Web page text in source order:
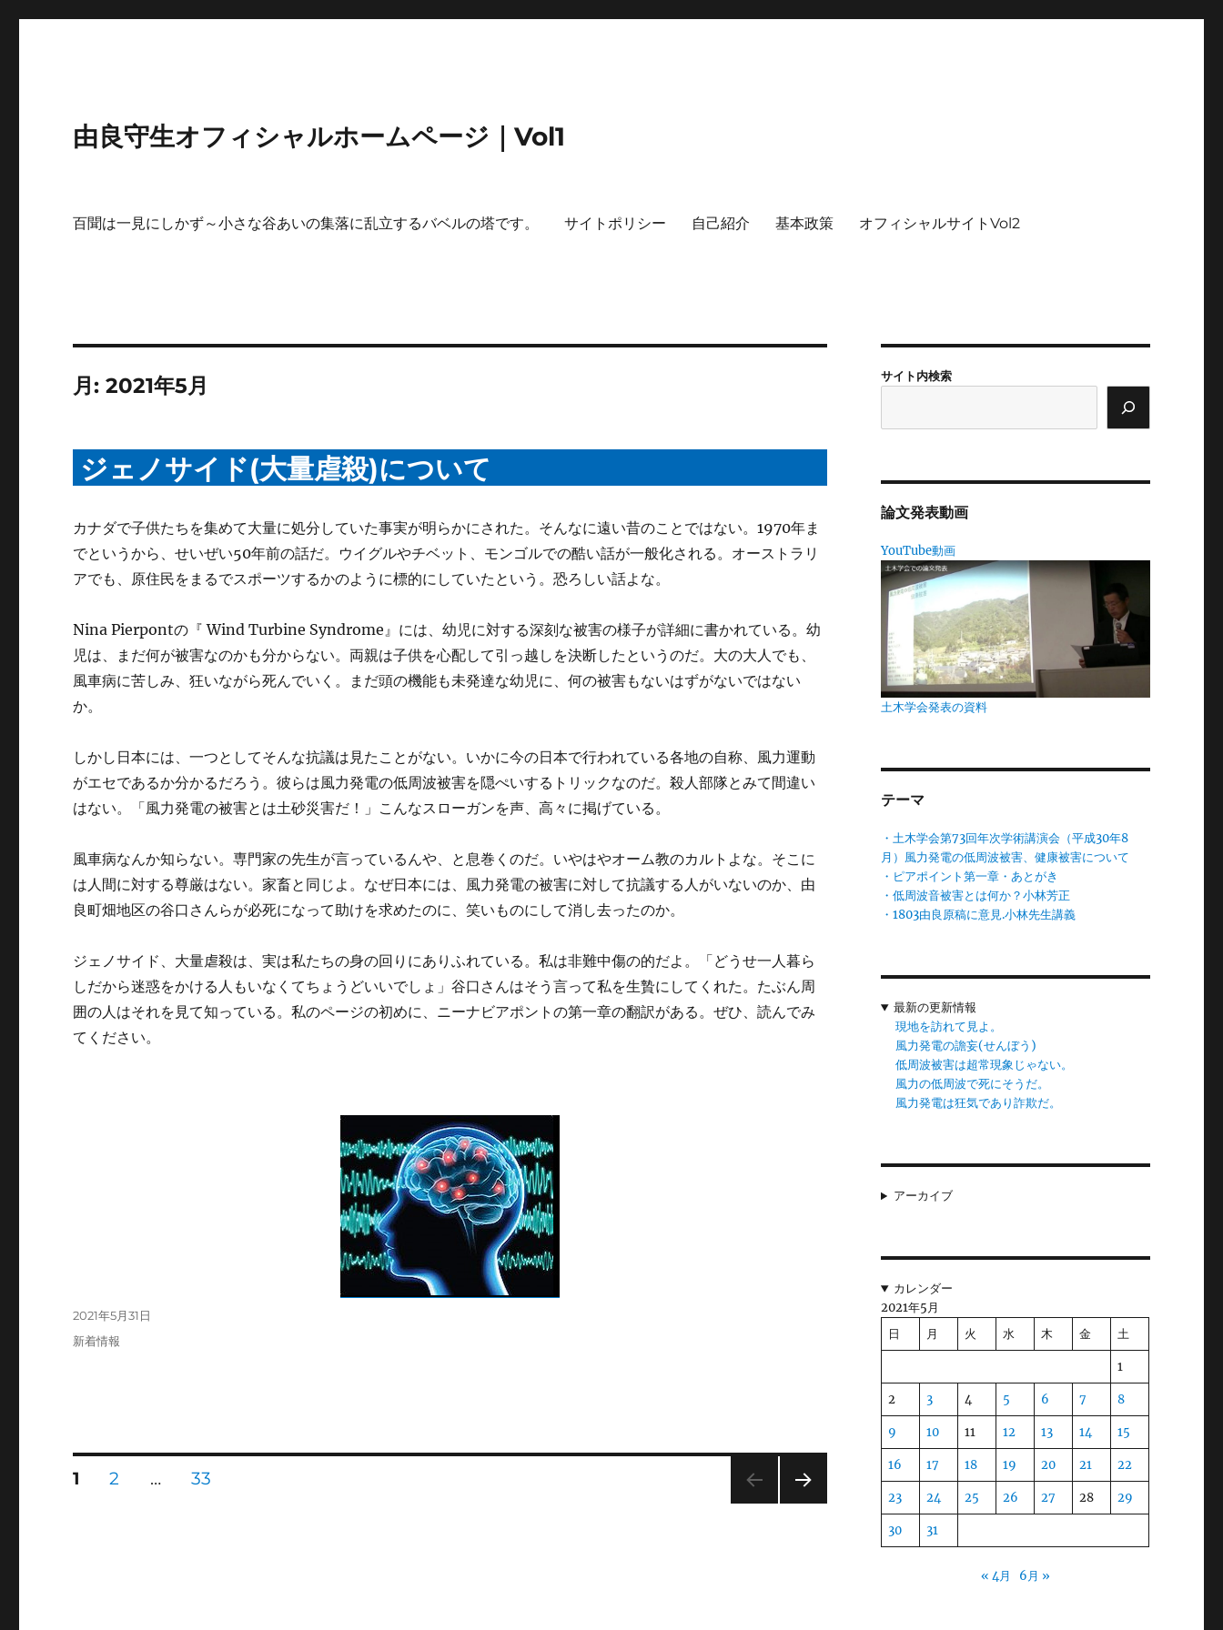
由良守生オフィシャルホームページ｜Vol1
百聞は一見にしかず～小さな谷あいの集落に乱立するバベルの塔です。 サイトポリシー 自己紹介 基本政策 オフィシャルサイトVol2
月:2021年5月
ジェノサイド(大量虐殺)について
カナダで子供たちを集めて大量に処分していた事実が明らかにされた。そんなに遠い昔のことではない。1970年ま
でというから、せいぜい50年前の話だ。ウイグルやチベット、モンゴルでの酷い話が一般化される。オーストラリ
アでも、原住民をまるでスポーツするかのように標的にしていたという。恐ろしい話よな。
Nina Pierpontの『 Wind Turbine Syndrome』には、幼児に対する深刻な被害の様子が詳細に書かれている。幼
児は、まだ何が被害なのかも分からない。両親は子供を心配して引っ越しを決断したというのだ。大の大人でも、
風車病に苦しみ、狂いながら死んでいく。まだ頭の機能も未発達な幼児に、何の被害もないはずがないではない
か。
しかし日本には、一つとしてそんな抗議は見たことがない。いかに今の日本で行われている各地の自称、風力運動
がエセであるか分かるだろう。彼らは風力発電の低周波被害を隠ぺいするトリックなのだ。殺人部隊とみて間違い
はない。「風力発電の被害とは土砂災害だ！」こんなスローガンを声、高々に掲げている。
風車病なんか知らない。専門家の先生が言っているんや、と息巻くのだ。いやはやオーム教のカルトよな。そこに
は人間に対する尊厳はない。家畜と同じよ。なぜ日本には、風力発電の被害に対して抗議する人がいないのか、由
良町畑地区の谷口さんらが必死になって助けを求めたのに、笑いものにして消し去ったのか。
ジェノサイド、大量虐殺は、実は私たちの身の回りにありふれている。私は非難中傷の的だよ。「どうせ一人暮ら
しだから迷惑をかける人もいなくてちょうどいいでしょ」谷口さんはそう言って私を生贄にしてくれた。たぶん周
囲の人はそれを見て知っている。私のページの初めに、ニーナビアポントの第一章の翻訳がある。ぜひ、読んでみ
てください。
投
稿
日:
2021年5月31日
カ
新着情報
投
固
1
固
2 …
固
33
サイト内検索
論文発表動画
YouTube動画
土木学会発表の資料
テーマ
・土木学会第73回年次学術講演会（平成30年8
月）風力発電の低周波被害、健康被害について
・ピアポイント第一章・あとがき
・低周波音被害とは何か？小林芳正
・1803由良原稿に意見.小林先生講義
最新の更新情報
現地を訪れて見よ。
風力発電の譫妄(せんぼう)
低周波被害は超常現象じゃない。
風力の低周波で死にそうだ。
風力発電は狂気であり詐欺だ。
アーカイブ
カレンダー
2021年5月
日
月 火 水 木 金 土
1
2 3 4 5 6 7 8
9 10 11 12 13 14 15
16 17 18 19 20 21 22
23 24 25 26 27 28 29
30 31
« 4月 6月 »